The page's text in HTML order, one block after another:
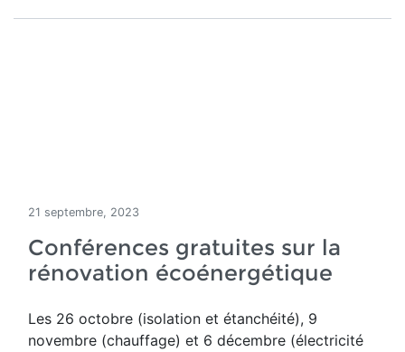
21 septembre, 2023
Conférences gratuites sur la
rénovation écoénergétique
Les 26 octobre (isolation et étanchéité), 9
novembre (chauffage) et 6 décembre (électricité